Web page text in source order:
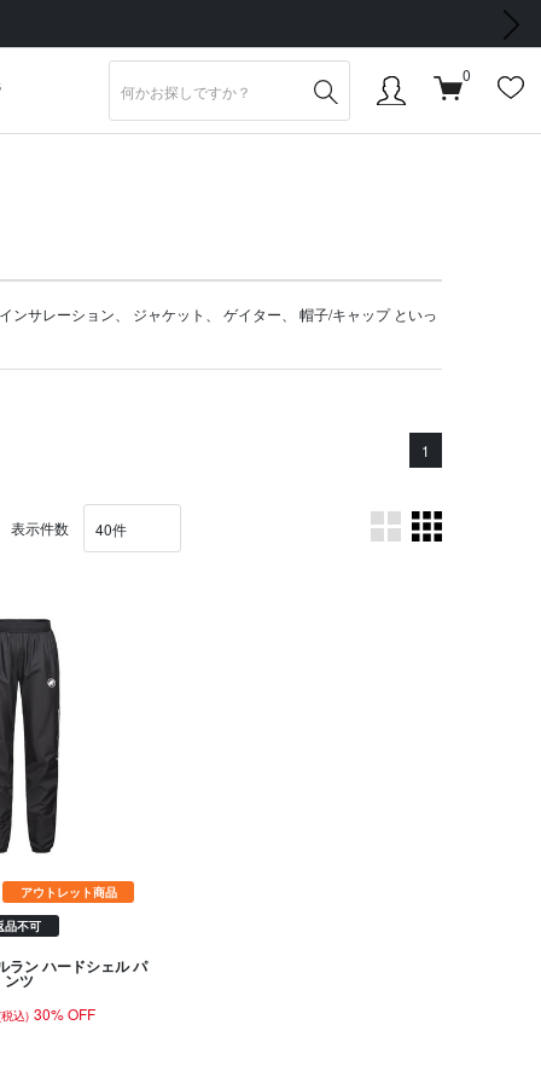
次の画像
0
インサレーション ジャケット ゲイター 帽子/キャップといっ
1
表示件数
アウトレット商品
品不可
ラン ハードシェル パ
ンツ
込) 30% OFF